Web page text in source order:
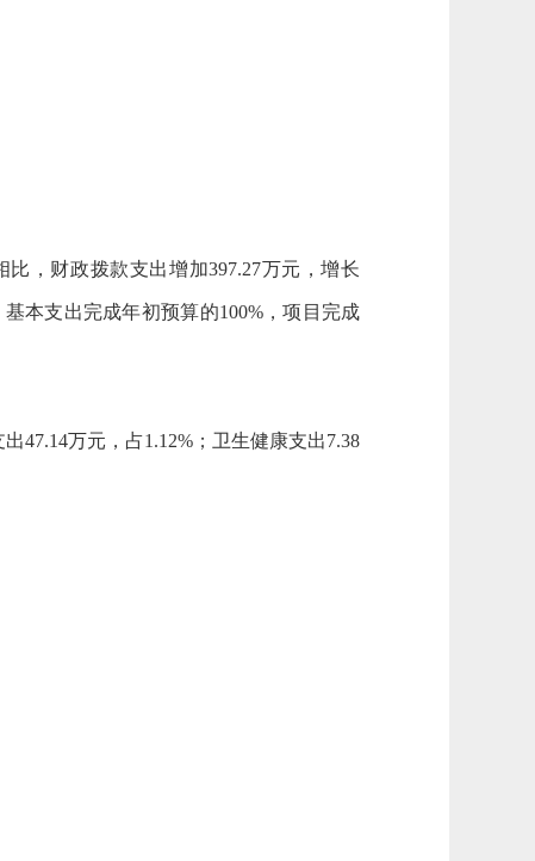
比，财政拨款支出增加397.27万元，增长
基本支出完成年初预算的100%，项目完成
出47.14万元，占1.12%；卫生健康支出7.38